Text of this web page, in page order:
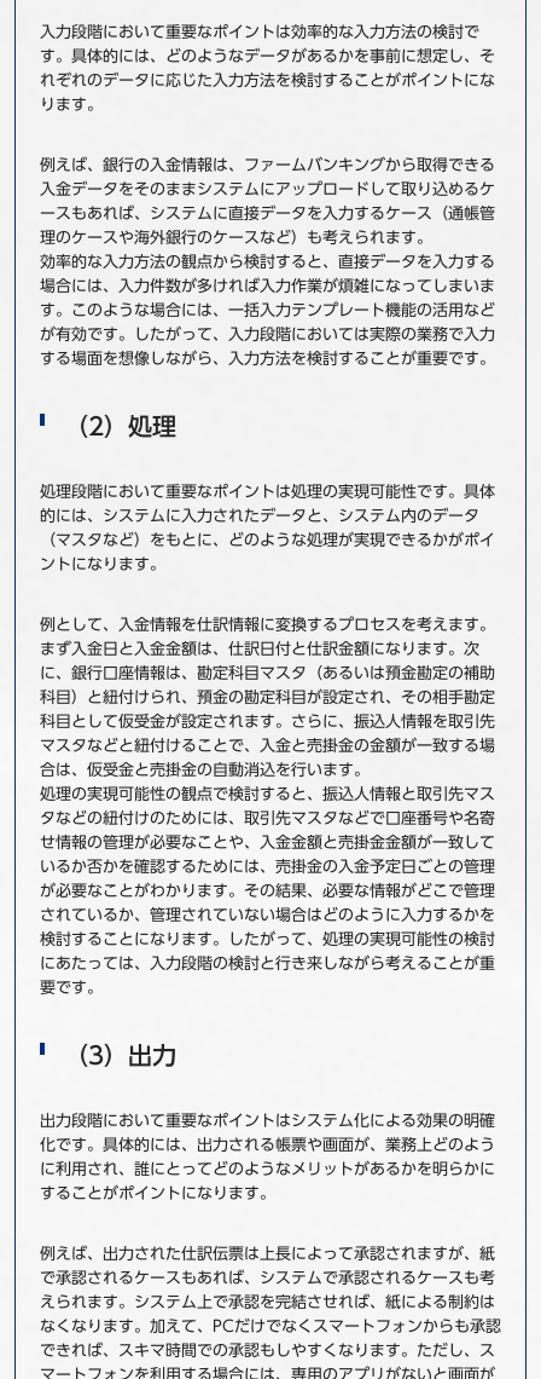
入力段階において重要なポイントは効率的な入力方法の検討で
す。具体的には、どのようなデータがあるかを事前に想定し、そ
れぞれのデータに応じた入力方法を検討することがポイントにな
ります。
例えば、銀行の入金情報は、ファームバンキングから取得できる
入金データをそのままシステムにアップロードして取り込めるケ
ースもあれば、システムに直接データを入力するケース（通帳管
理のケースや海外銀行のケースなど）も考えられます。
効率的な入力方法の観点から検討すると、直接データを入力する
場合には、入力件数が多ければ入力作業が煩雑になってしまいま
す。このような場合には、一括入力テンプレート機能の活用など
が有効です。したがって、入力段階においては実際の業務で入力
する場面を想像しながら、入力方法を検討することが重要です。
（2）処理
処理段階において重要なポイントは処理の実現可能性です。具体
的には、システムに入力されたデータと、システム内のデータ
（マスタなど）をもとに、どのような処理が実現できるかがポイ
ントになります。
例として、入金情報を仕訳情報に変換するプロセスを考えます。
まず入金日と入金金額は、仕訳日付と仕訳金額になります。次
に、銀行口座情報は、勘定科目マスタ（あるいは預金勘定の補助
科目）と紐付けられ、預金の勘定科目が設定され、その相手勘定
科目として仮受金が設定されます。さらに、振込人情報を取引先
マスタなどと紐付けることで、入金と売掛金の金額が一致する場
合は、仮受金と売掛金の自動消込を行います。
処理の実現可能性の観点で検討すると、振込人情報と取引先マス
タなどの紐付けのためには、取引先マスタなどで口座番号や名寄
せ情報の管理が必要なことや、入金金額と売掛金金額が一致して
いるか否かを確認するためには、売掛金の入金予定日ごとの管理
が必要なことがわかります。その結果、必要な情報がどこで管理
されているか、管理されていない場合はどのように入力するかを
検討することになります。したがって、処理の実現可能性の検討
にあたっては、入力段階の検討と行き来しながら考えることが重
要です。
（3）出力
出力段階において重要なポイントはシステム化による効果の明確
化です。具体的には、出力される帳票や画面が、業務上どのよう
に利用され、誰にとってどのようなメリットがあるかを明らかに
することがポイントになります。
例えば、出力された仕訳伝票は上長によって承認されますが、紙
で承認されるケースもあれば、システムで承認されるケースも考
えられます。システム上で承認を完結させれば、紙による制約は
なくなります。加えて、PCだけでなくスマートフォンからも承認
できれば、スキマ時間での承認もしやすくなります。ただし、ス
マートフォンを利用する場合には、専用のアプリがないと画面が